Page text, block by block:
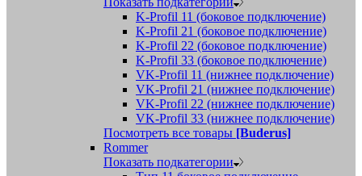
K-Profil 11 (боковое подключение)
K-Profil 21 (боковое подключение)
K-Profil 22 (боковое подключение)
K-Profil 33 (боковое подключение)
VK-Profil 11 (нижнее подключение)
VK-Profil 21 (нижнее подключение)
VK-Profil 22 (нижнее подключение)
VK-Profil 33 (нижнее подключение)
Посмотреть все товары [Buderus]
Rommer
Показать подкатегории